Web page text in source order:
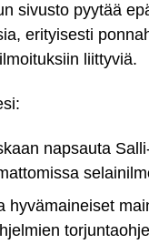
sivusto pyytää
erityisesti
liittyviä.
napsauta
hyvämaineiset